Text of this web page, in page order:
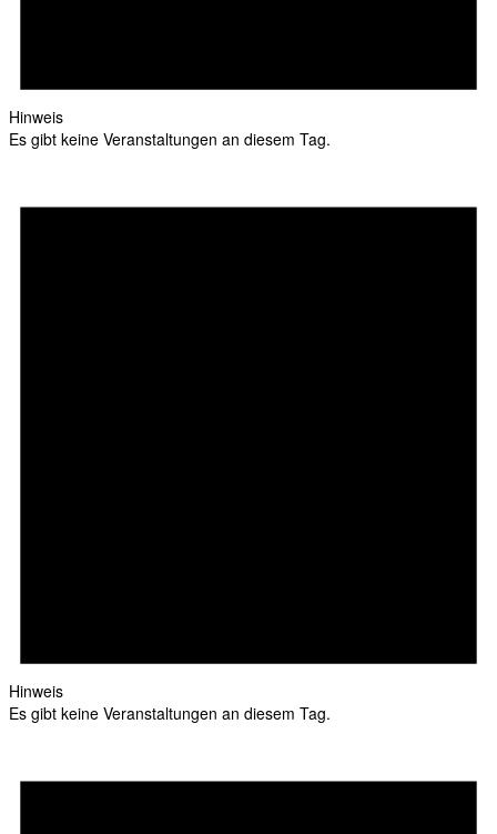
Hinweis
Es gibt keine Veranstaltungen an diesem Tag.
Hinweis
Es gibt keine Veranstaltungen an diesem Tag.